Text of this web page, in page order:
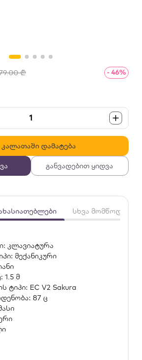
₾ - 46%
1
კალათაში დამატება
განვადებით ყიდვა
სხვა
კლავიატურა
მექანიკური
1.5 მ
ტიპი: EC V2 Sakura
87 ც